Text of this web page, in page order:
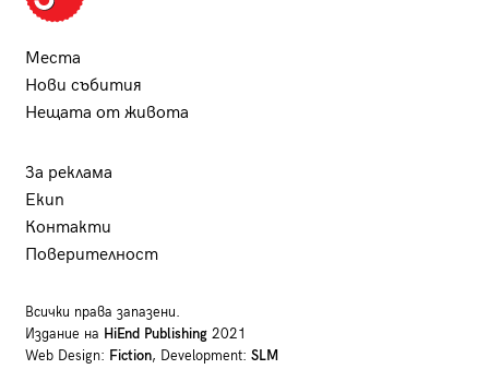
Места
Нови събития
Нещата от живота
За реклама
Екип
Контакти
Поверителност
Всички права запазени.
Издание на HiEnd Publishing2021
Web Design: Fiction, Development: SLM